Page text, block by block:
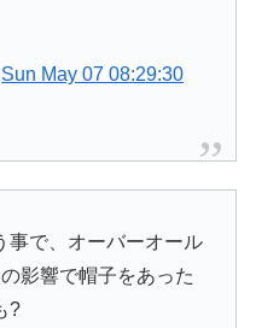
Sun May 07 08:29:30
事で、オーバーオール
影響で帽子をあった
?